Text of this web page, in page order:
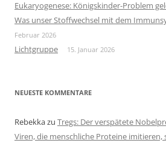
Eukaryogenese: Königskinder-Problem
Was unser Stoffwechsel mit dem
Februar 2026
Lichtgruppe 15. Januar 2026
NEUESTE KOMMENTARE
Rebekkazu Tregs: Der verspätete
Viren, die menschliche Proteine imitieren,